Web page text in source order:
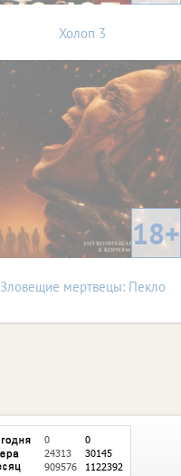
Холоп 3
18+
Зловещие мертвецы: Пекло